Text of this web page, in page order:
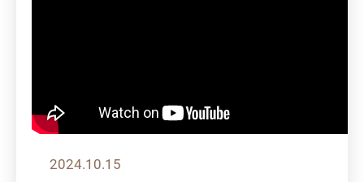
2024.10.15